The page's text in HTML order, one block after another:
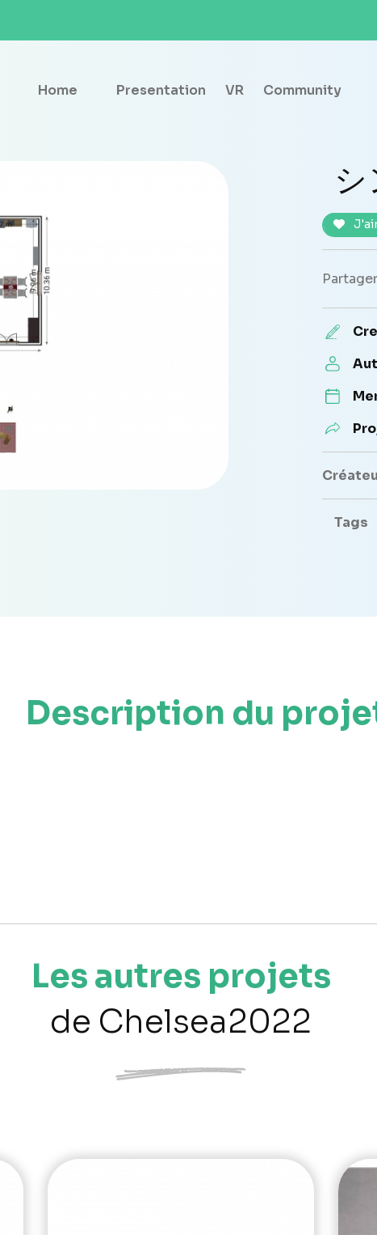
Home Presentation VR Community
Tags
Description du
Les autres projets
de Chelsea2022